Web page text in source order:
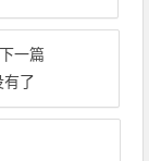
下一篇
有了